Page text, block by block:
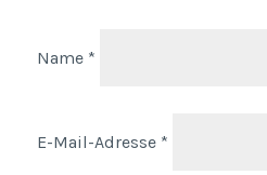
Name *
E-Mail-Adresse *